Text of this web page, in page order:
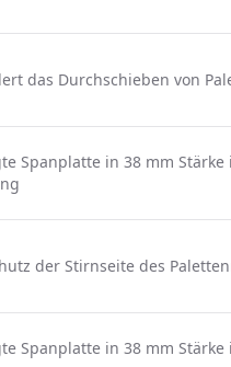
das Durchschieben von
Spanplatte in 38 mm Stärke
der Stirnseite des
Spanplatte in 38 mm Stärke